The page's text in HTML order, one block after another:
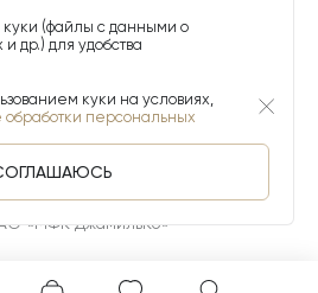
«МФК ДжамильКо»
(файлы с данными о
др.) для удобства
куки на условиях,
обработки персональных